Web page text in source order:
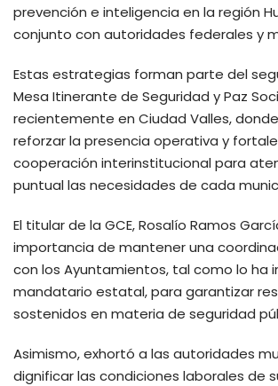
prevención e inteligencia en la región
conjunto con autoridades federales y
Estas estrategias forman parte del
Mesa Itinerante de Seguridad y Paz
recientemente en Ciudad Valles,
reforzar la presencia operativa y
cooperación interinstitucional para
puntual las necesidades de cada
El titular de la GCE, Rosalío Ramos
importancia de mantener una
con los Ayuntamientos, tal como lo ha
mandatario estatal, para garantizar
sostenidos en materia de seguridad
Asimismo, exhortó a las autoridades
dignificar las condiciones laborales de